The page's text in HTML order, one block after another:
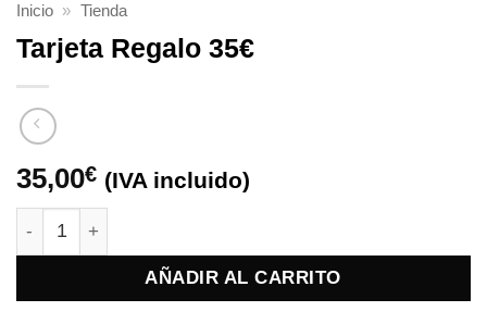
Inicio » Tienda
Tarjeta Regalo 35€
35,00€ (IVA incluido)
Tarjeta Regalo 35€ cantidad
AÑADIR AL CARRITO